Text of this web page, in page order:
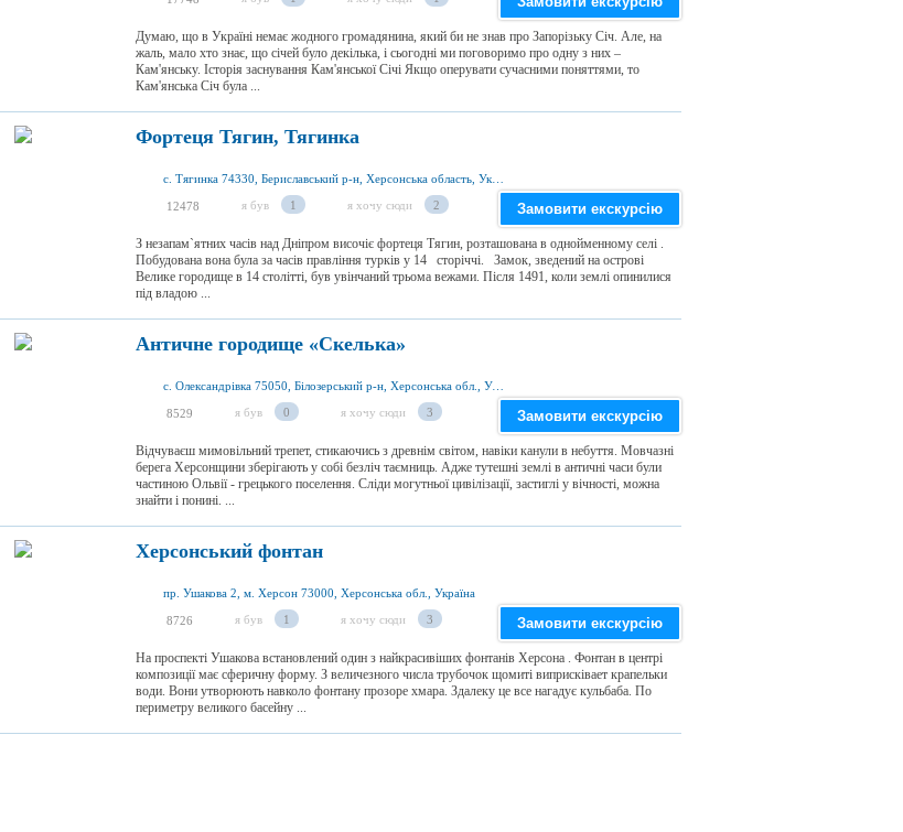
Думаю, що в Україні немає жодного громадянина, який би не знав про Запорізьку Січ. Але, на
жаль, мало хто знає, що січей було декілька, і сьогодні ми поговоримо про одну з них –
Кам'янську. Історія заснування Кам'янської Січі Якщо оперувати сучасними поняттями, то
Кам'янська Січ була ...
Фортеця Тягин, Тягинка
12478 я був 1 я хочу сюди 2 Замовити екскурсію
З незапам`ятних часів над Дніпром височіє фортеця Тягин, розташована в однойменному селі .
Побудована вона була за часів правління турків у 14 сторіччі. Замок, зведений на острові
Велике городище в 14 столітті, був увінчаний трьома вежами. Після 1491, коли землі опинилися
під владою ...
Античне городище «Скелька»
с. Олександрівка 75050, Білозерський р-н, Херсонська обл., Україна
8529 я був 0 я хочу сюди 3 Замовити екскурсію
Відчуваєш мимовільний трепет, стикаючись з древнім світом, навіки канули в небуття. Мовчазні
берега Херсонщини зберігають у собі безліч таємниць. Адже тутешні землі в античні часи були
частиною Ольвії - грецького поселення. Сліди могутньої цивілізації, застиглі у вічності, можна
знайти і понині. ...
Херсонський фонтан
пр. Ушакова 2, м. Херсон 73000, Херсонська обл., Україна
8726 я був 1 я хочу сюди 3 Замовити екскурсію
На проспекті Ушакова встановлений один з найкрасивіших фонтанів Херсона . Фонтан в центрі
композиції має сферичну форму. З величезного числа трубочок щомиті виприсківает крапельки
води. Вони утворюють навколо фонтану прозоре хмара. Здалеку це все нагадує кульбаба. По
периметру великого басейну ...